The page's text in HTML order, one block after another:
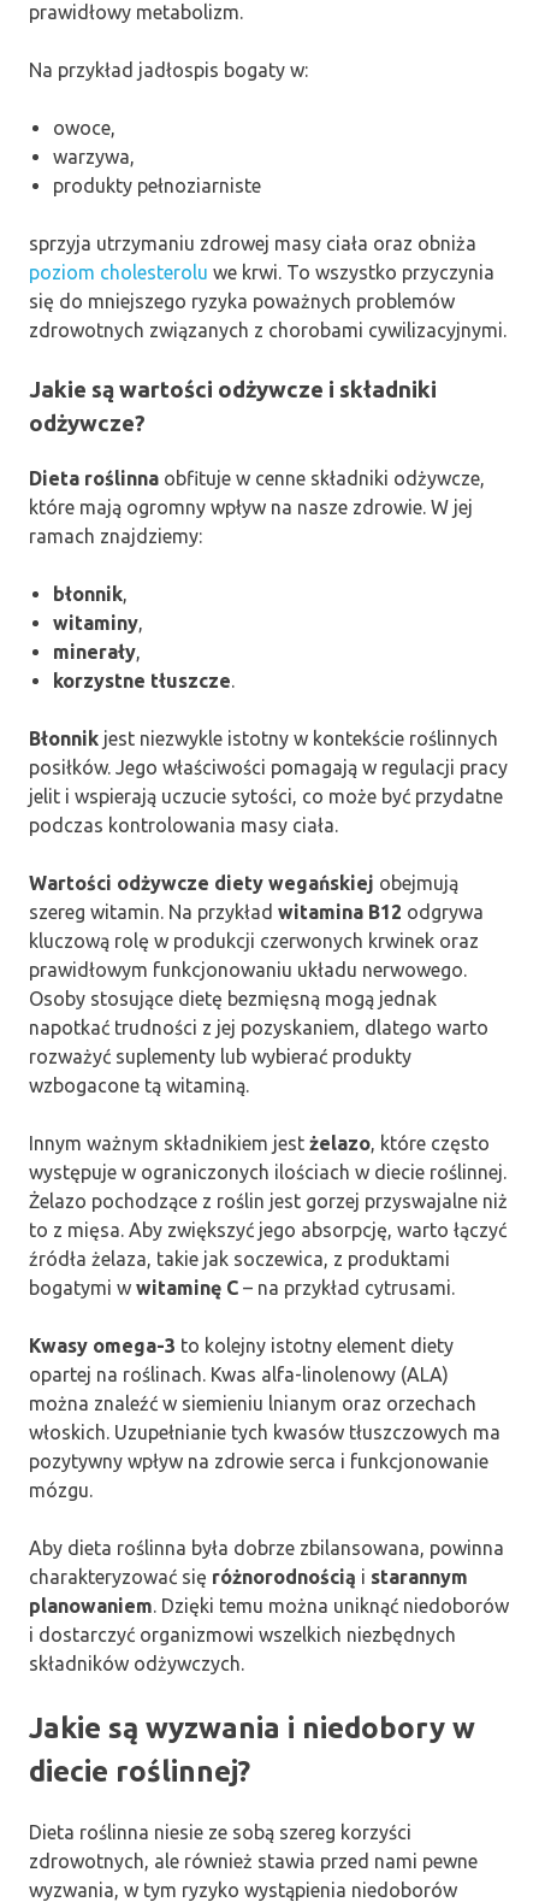
prawidłowy metabolizm.
Na przykład jadłospis bogaty w:
owoce,
warzywa,
produkty pełnoziarniste
sprzyja utrzymaniu zdrowej masy ciała oraz obniża
poziom cholesterolu we krwi. To wszystko przyczynia
się do mniejszego ryzyka poważnych problemów
zdrowotnych związanych z chorobami cywilizacyjnymi.
Jakie są wartości odżywcze i składniki
odżywcze?
Dieta roślinna obfituje w cenne składniki odżywcze,
które mają ogromny wpływ na nasze zdrowie. W jej
ramach znajdziemy:
błonnik,
witaminy,
minerały,
korzystne tłuszcze.
Błonnik jest niezwykle istotny w kontekście roślinnych
posiłków. Jego właściwości pomagają w regulacji pracy
jelit i wspierają uczucie sytości, co może być przydatne
podczas kontrolowania masy ciała.
Wartości odżywcze diety wegańskiej obejmują
szereg witamin. Na przykład witamina B12 odgrywa
kluczową rolę w produkcji czerwonych krwinek oraz
prawidłowym funkcjonowaniu układu nerwowego.
Osoby stosujące dietę bezmięsną mogą jednak
napotkać trudności z jej pozyskaniem, dlatego warto
rozważyć suplementy lub wybierać produkty
wzbogacone tą witaminą.
Innym ważnym składnikiem jest żelazo, które często
występuje w ograniczonych ilościach w diecie roślinnej.
Żelazo pochodzące z roślin jest gorzej przyswajalne niż
to z mięsa. Aby zwiększyć jego absorpcję, warto łączyć
źródła żelaza, takie jak soczewica, z produktami
bogatymi w witaminę C – na przykład cytrusami.
Kwasy omega-3 to kolejny istotny element diety
opartej na roślinach. Kwas alfa-linolenowy (ALA)
można znaleźć w siemieniu lnianym oraz orzechach
włoskich. Uzupełnianie tych kwasów tłuszczowych ma
pozytywny wpływ na zdrowie serca i funkcjonowanie
mózgu.
Aby dieta roślinna była dobrze zbilansowana, powinna
charakteryzować się różnorodnością i starannym
planowaniem. Dzięki temu można uniknąć niedoborów
i dostarczyć organizmowi wszelkich niezbędnych
składników odżywczych.
Jakie są wyzwania i niedobory w
diecie roślinnej?
Dieta roślinna niesie ze sobą szereg korzyści
zdrowotnych, ale również stawia przed nami pewne
wyzwania, w tym ryzyko wystąpienia niedoborów